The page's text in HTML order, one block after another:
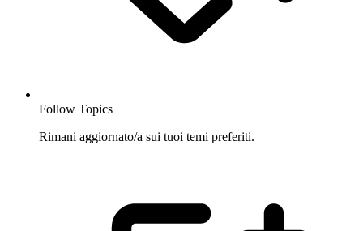
Follow Topics
Rimani aggiornato/a sui tuoi temi preferiti.